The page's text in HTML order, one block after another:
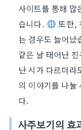
사이트를 통해 많
습니다.
또한,
는 경우도 늘어났
같은 날 태어난
난 시가 다르더라
의 이야기를 나눌
다.
사주보기의 효